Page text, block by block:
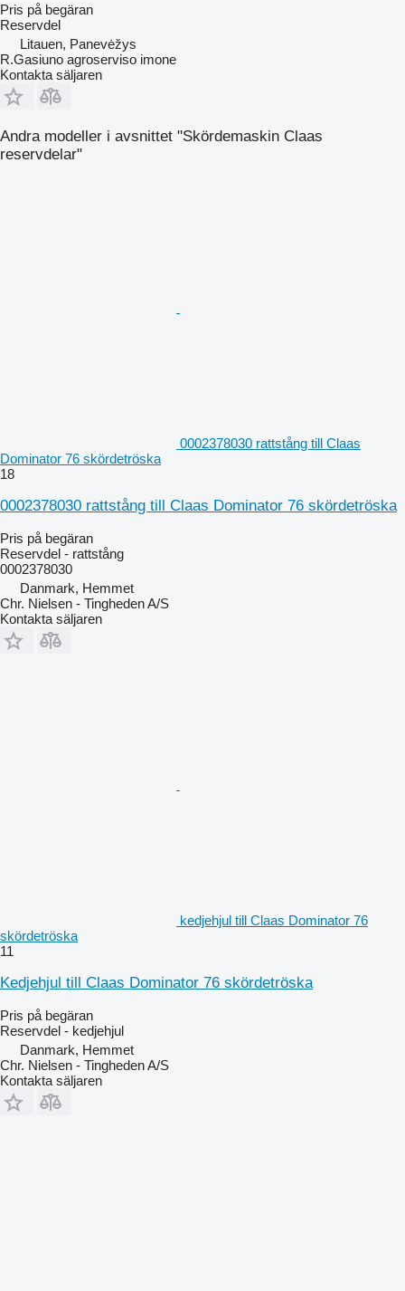
Pris på begäran
Reservdel
Litauen, Panevėžys
R.Gasiuno agroserviso imone
Kontakta säljaren
Andra modeller i avsnittet "Skördemaskin Claas
reservdelar"
0002378030 rattstång till Claas
Dominator 76 skördetröska
18
0002378030 rattstång till Claas Dominator 76 skördetröska
Pris på begäran
Reservdel - rattstång
0002378030
Danmark, Hemmet
Chr. Nielsen - Tingheden A/S
Kontakta säljaren
kedjehjul till Claas Dominator 76
skördetröska
11
Kedjehjul till Claas Dominator 76 skördetröska
Pris på begäran
Reservdel - kedjehjul
Danmark, Hemmet
Chr. Nielsen - Tingheden A/S
Kontakta säljaren